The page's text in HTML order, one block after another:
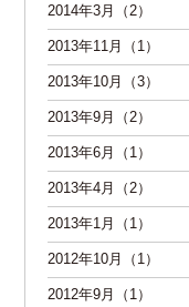
2014年3月（2）
2013年11月（1）
2013年10月（3）
2013年9月（2）
2013年6月（1）
2013年4月（2）
2013年1月（1）
2012年10月（1）
2012年9月（1）